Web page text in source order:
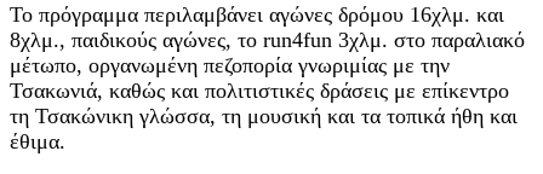
Το πρόγραμμα περιλαμβάνει αγώνες δρόμου 16χλμ. και
8χλμ., παιδικούς αγώνες, το run4fun 3χλμ. στο παραλιακό
μέτωπο, οργανωμένη πεζοπορία γνωριμίας με την
Τσακωνιά, καθώς και πολιτιστικές δράσεις με επίκεντρο
τη Τσακώνικη γλώσσα, τη μουσική και τα τοπικά ήθη και
έθιμα.